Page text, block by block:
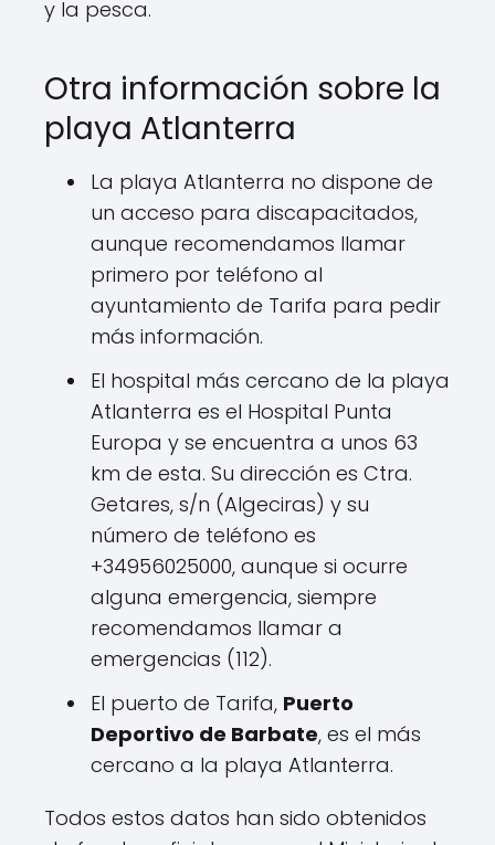
y la pesca.
Otra información sobre la
playa Atlanterra
La playa Atlanterra no dispone de
un acceso para discapacitados,
aunque recomendamos llamar
primero por teléfono al
ayuntamiento de Tarifa para pedir
más información.
El hospital más cercano de la playa
Atlanterra es el Hospital Punta
Europa y se encuentra a unos 63
km de esta. Su dirección es Ctra.
Getares, s/n (Algeciras) y su
número de teléfono es
+34956025000, aunque si ocurre
alguna emergencia, siempre
recomendamos llamar a
emergencias (112).
El puerto de Tarifa, Puerto
Deportivo de Barbate, es el más
cercano a la playa Atlanterra.
Todos estos datos han sido obtenidos